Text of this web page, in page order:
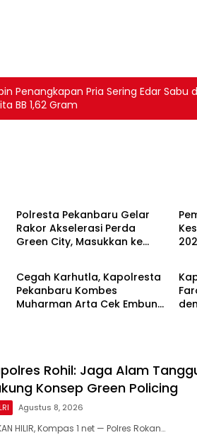
Penangkapan Pria Sering Edar Sabu
BB 1,62 Gram
Polresta Pekanbaru Gelar
Rakor Akselerasi Perda
Green City, Masukkan ke
POLRI
Cegah Karhutla, Kapolresta
Pekanbaru Kombes
Muharman Arta Cek Embung
Rohil: Jaga Alam
Konsep Green Policing
Agustus 8, 2026
HILIR, Kompas 1 net — Polres Rokan…